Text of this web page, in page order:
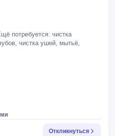
потребуется: чистка
чистка ушей, мытьё,
Откликнуться